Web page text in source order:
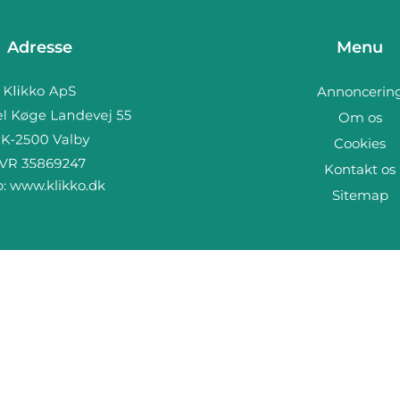
Adresse
www.klikko.dk
Menu
Om os
Cookies
Kontakt os
Sitemap